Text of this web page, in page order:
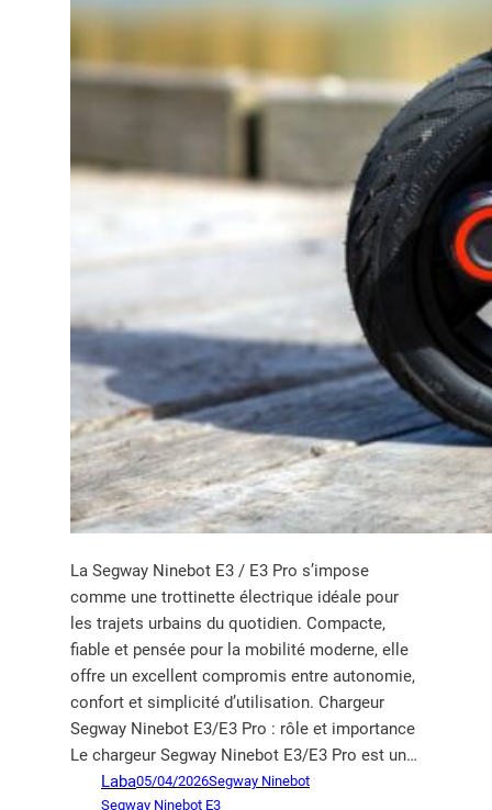
La Segway Ninebot E3 / E3 Pro s’impose
comme une trottinette électrique idéale pour
les trajets urbains du quotidien. Compacte,
fiable et pensée pour la mobilité moderne, elle
offre un excellent compromis entre autonomie,
confort et simplicité d’utilisation. Chargeur
Segway Ninebot E3/E3 Pro : rôle et importance
Le chargeur Segway Ninebot E3/E3 Pro est un…
Laba05/04/2026Segway Ninebot
Segway Ninebot E3